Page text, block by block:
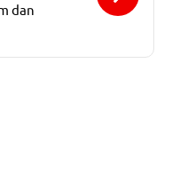
dan